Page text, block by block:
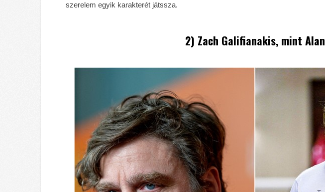
szerelem egyik karakterét játssza.
2) Zach Galifianakis, mint Alan